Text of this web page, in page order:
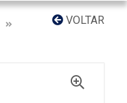
VOLTAR